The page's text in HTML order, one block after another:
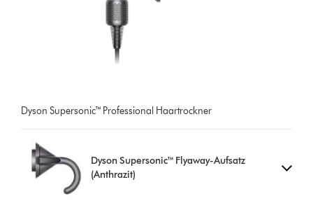
Dyson Supersonic™ Professional Haartrockner
Dyson Supersonic™ Flyaway-Aufsatz
(Anthrazit)